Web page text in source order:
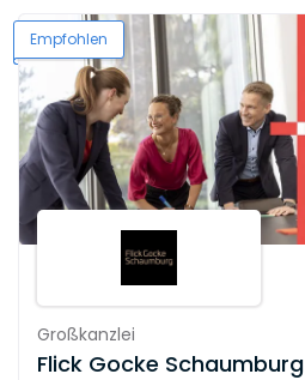
Empfohlen
Großkanzlei
Flick Gocke Schaumburg